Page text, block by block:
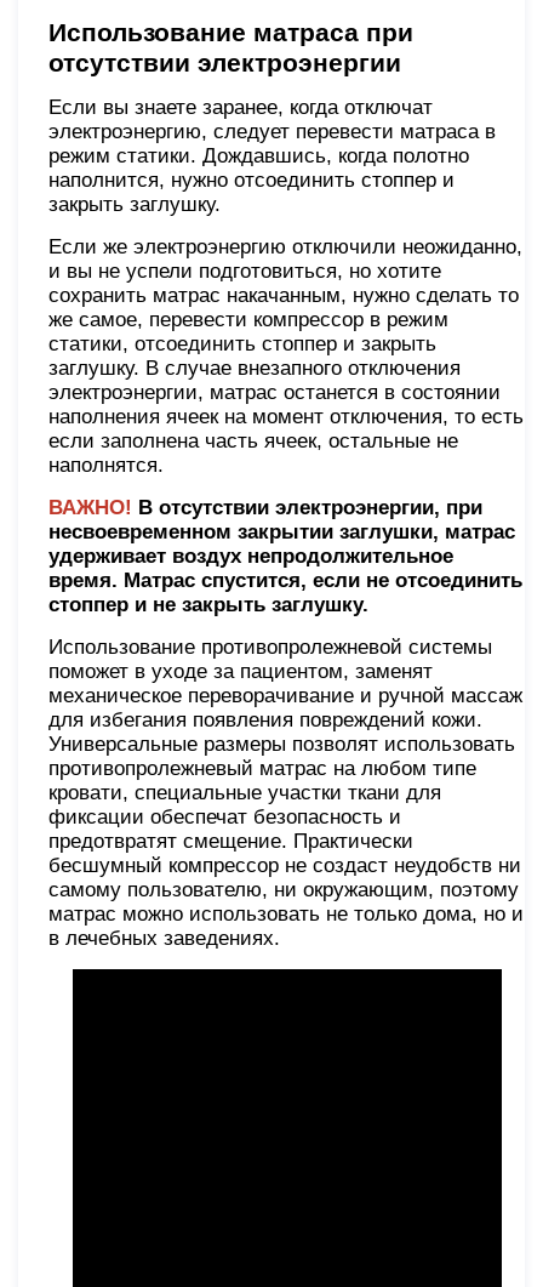
Использование матраса при
отсутствии электроэнергии
Если вы знаете заранее, когда отключат
электроэнергию, следует перевести матраса в
режим статики. Дождавшись, когда полотно
наполнится, нужно отсоединить стоппер и
закрыть заглушку.
Если же электроэнергию отключили неожиданно,
и вы не успели подготовиться, но хотите
сохранить матрас накачанным, нужно сделать то
же самое, перевести компрессор в режим
статики, отсоединить стоппер и закрыть
заглушку. В случае внезапного отключения
электроэнергии, матрас останется в состоянии
наполнения ячеек на момент отключения, то есть
если заполнена часть ячеек, остальные не
наполнятся.
ВАЖНО! В отсутствии электроэнергии, при
несвоевременном закрытии заглушки, матрас
удерживает воздух непродолжительное
время. Матрас спустится, если не отсоединить
стоппер и не закрыть заглушку.
Использование противопролежневой системы
поможет в уходе за пациентом, заменят
механическое переворачивание и ручной массаж
для избегания появления повреждений кожи.
Универсальные размеры позволят использовать
противопролежневый матрас на любом типе
кровати, специальные участки ткани для
фиксации обеспечат безопасность и
предотвратят смещение. Практически
бесшумный компрессор не создаст неудобств ни
самому пользователю, ни окружающим, поэтому
матрас можно использовать не только дома, но и
в лечебных заведениях.